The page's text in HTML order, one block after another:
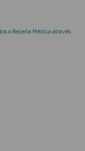
a Receita Médica através